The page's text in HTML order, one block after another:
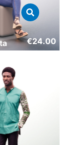
€24.00